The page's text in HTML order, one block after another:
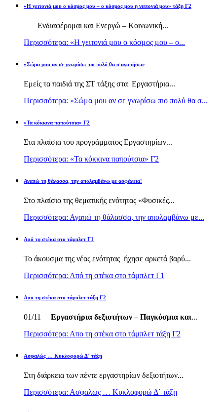
«Η γειτονιά μου ο κόσμος μου – ο κόσμος μου η γειτονιά μου» τάξη Γ2
Ενδιαφέρομαι και Ενεργώ – Κοινωνική...
Περισσότερα: «Η γειτονιά μου ο κόσμος μου – ο...
«Σώμα μου αν σε γνωρίσω πιο πολύ θα σ αγαπήσω»
Εμείς τα παιδιά της ΣΤ τάξης στα Εργαστήρια...
Περισσότερα: «Σώμα μου αν σε γνωρίσω πιο πολύ θα σ...
«Τα κόκκινα παπούτσια» Γ2
Στα πλαίσια του προγράμματος Εργαστηρίων...
Περισσότερα: «Τα κόκκινα παπούτσια» Γ2
Αγαπώ τη θάλασσα, την απολαμβάνω με ασφάλεια!
Στο πλαίσιο της θεματικής ενότητας «Φυσικές...
Περισσότερα: Αγαπώ τη θάλασσα, την απολαμβάνω με...
Από τη στέκα στο τάμπλετ Γ1
Το άκουσμα της νέας ενότητας ήχησε αρκετά βαρύ...
Περισσότερα: Από τη στέκα στο τάμπλετ Γ1
Απο τη στέκα στο τάμπλετ τάξη Γ2
01/11 Εργαστήρια δεξιοτήτων – Παγκόσμια και...
Περισσότερα: Απο τη στέκα στο τάμπλετ τάξη Γ2
Ασφαλώς … Κυκλοφορώ Δ΄ τάξη
Στη διάρκεια των πέντε εργαστηρίων δεξιοτήτων...
Περισσότερα: Ασφαλώς … Κυκλοφορώ Δ΄ τάξη